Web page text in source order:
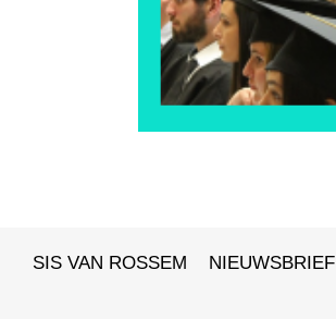
SIS VAN ROSSEM NIEUWSBRIEF